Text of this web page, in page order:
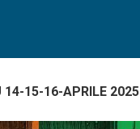
14-15-16-APRILE 2025